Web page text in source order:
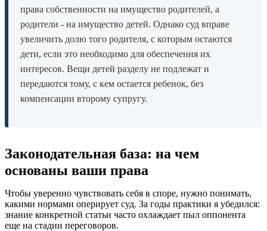
права собственности на имущество родителей, а
родители - на имущество детей. Однако суд вправе
увеличить долю того родителя, с которым остаются
дети, если это необходимо для обеспечения их
интересов. Вещи детей разделу не подлежат и
передаются тому, с кем остается ребенок, без
компенсации второму супругу.
Законодательная база: на чем
основаны ваши права
Чтобы уверенно чувствовать себя в споре, нужно понимать,
какими нормами оперирует суд. За годы практики я убедился:
знание конкретной статьи часто охлаждает пыл оппонента
еще на стадии переговоров.